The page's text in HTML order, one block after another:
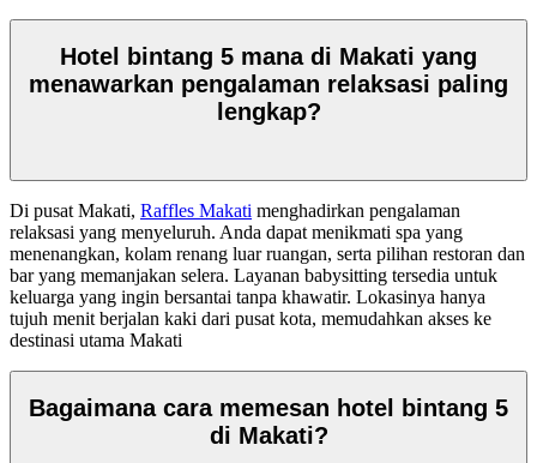
Hotel bintang 5 mana di Makati yang
menawarkan pengalaman relaksasi paling
lengkap?
Di pusat Makati, Raffles Makati menghadirkan pengalaman
relaksasi yang menyeluruh. Anda dapat menikmati spa yang
menenangkan, kolam renang luar ruangan, serta pilihan restoran dan
bar yang memanjakan selera. Layanan babysitting tersedia untuk
keluarga yang ingin bersantai tanpa khawatir. Lokasinya hanya
tujuh menit berjalan kaki dari pusat kota, memudahkan akses ke
destinasi utama Makati
Bagaimana cara memesan hotel bintang 5
di Makati?